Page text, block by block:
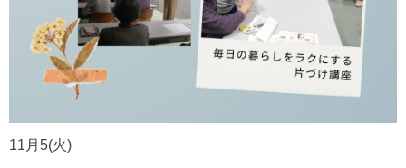
11月5(火)